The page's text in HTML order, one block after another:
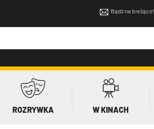
Bądź na bieżąco!
ROZRYWKA W KINACH